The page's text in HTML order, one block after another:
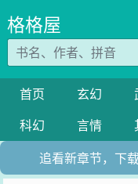
格格屋
首页 玄幻
科幻
言情
追看新章节，下